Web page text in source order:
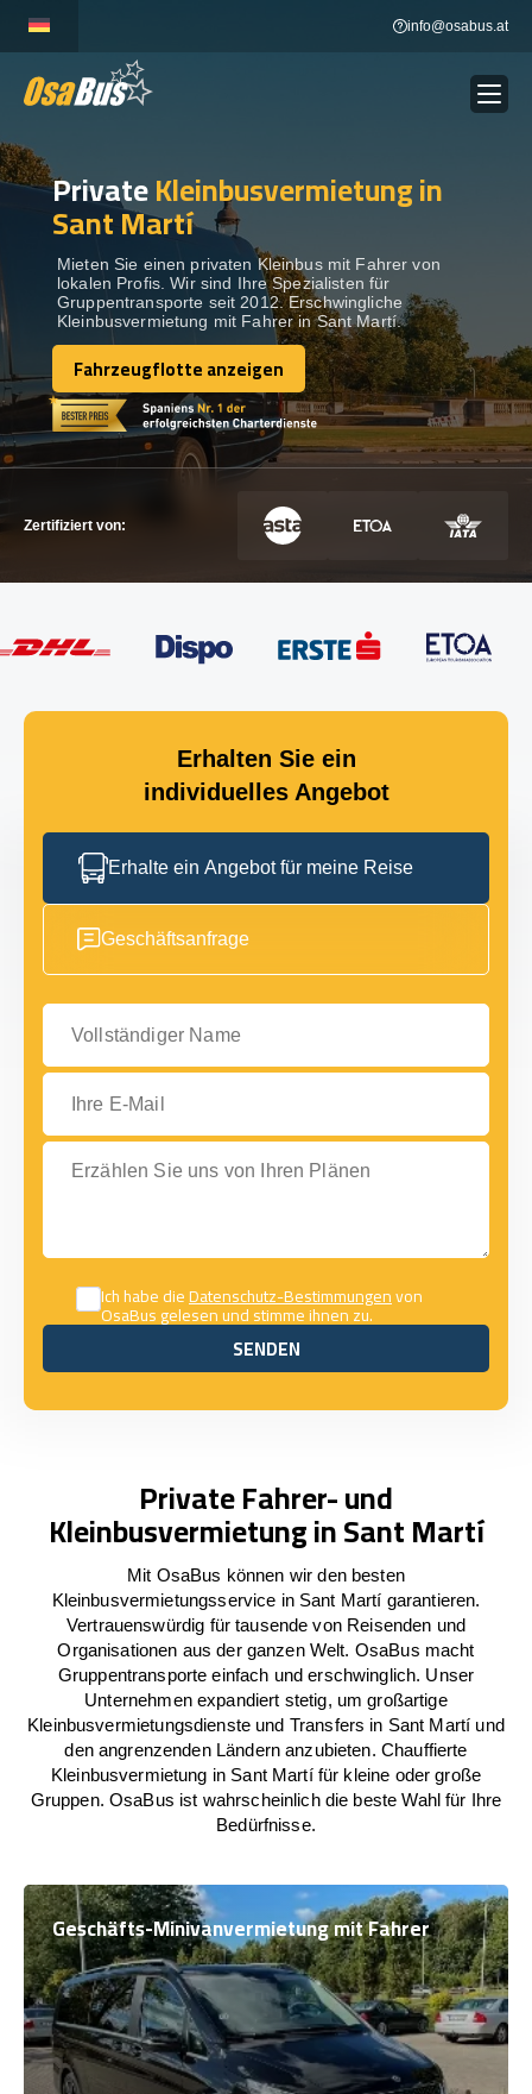
content
info@osabus.at
BUSVERMIETUNG Show dropdown
REISEZIELE
FLOTTE
KONTAKTIEREN SIE UNS
KONTAKTIEREN SIE UNS
PrivateKleinbusvermietung in
Sant Martí
Mieten Sie einen privaten Kleinbus mit Fahrer von
lokalen Profis. Wir sind Ihre Spezialisten für
Gruppentransporte seit 2012. Erschwingliche
Kleinbusvermietung mit Fahrer in Sant Martí.
Fahrzeugflotte anzeigen
Fahrzeugflotte anzeigen
Zertifiziert von:
Erhalten Sie ein
individuelles Angebot
Erhalte ein Angebot für meine Reise
Geschäftsanfrage
Vollständiger Name
Ihre E-Mail
Erzählen Sie uns von Ihren Plänen
Ich habe dieDatenschutz-Bestimmungenvon
OsaBus gelesen und stimme ihnen zu.
SENDEN
SENDEN
Private Fahrer- und
Kleinbusvermietung in Sant Martí
Mit OsaBus können wir den besten
Kleinbusvermietungsservice in Sant Martí garantieren.
Vertrauenswürdig für tausende von Reisenden und
Organisationen aus der ganzen Welt. OsaBus macht
Gruppentransporte einfach und erschwinglich. Unser
Unternehmen expandiert stetig, um großartige
Kleinbusvermietungsdienste und Transfers in Sant Martí und
den angrenzenden Ländern anzubieten. Chauffierte
Kleinbusvermietung in Sant Martí für kleine oder große
Gruppen. OsaBus ist wahrscheinlich die beste Wahl für Ihre
Bedürfnisse.
Geschäfts-Minivanvermietung mit Fahrer